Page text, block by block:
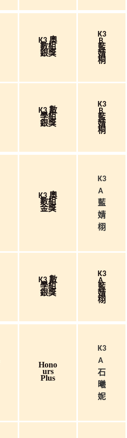
K3 奧
數組
銀獎
K3
B
藍
婧
桐
K3 數
學組
銀獎
K3
B
藍
婧
桐
K3 奧
數組
金獎
K3
A
藍
婧
栩
K3 數
學組
銀獎
K3
A
藍
婧
栩
Hono
Urs
Plus
K3
A
石
曦
妮